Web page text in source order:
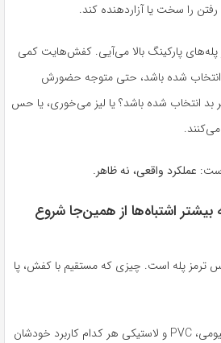
رفتن را سخت یا آزاردهنده کند.
پارکینگ بالا می‌آیی. کفش‌هایت کمی
شده باشد، حتی متوجه حضورش
انتخاب شده باشد؟ یا لیز می‌خوری، یا حس
عملکرد واقعی، نه ظاهر.
اشتباه‌ها از همین‌جا شروع
ترمز پله است. چیزی که مستقیم با کفش، پا
ترمز پله‌های سمباده‌ای، آلومینیومی، PVC و لاستیکی هر کدام کاربرد خودشان